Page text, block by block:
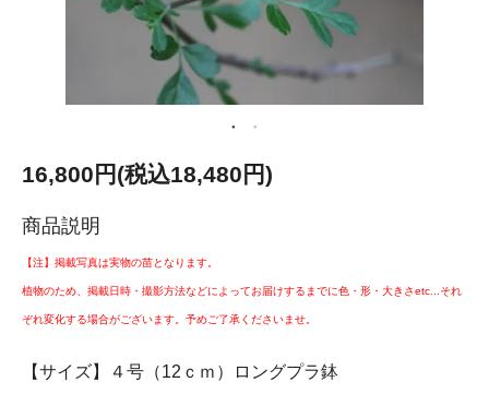
16,800円(税込18,480円)
商品説明
【注】掲載写真は実物の苗となります。
植物のため、掲載日時・撮影方法などによってお届けするまでに色・形・大きさetc...それ
ぞれ変化する場合がございます。予めご了承くださいませ。
【サイズ】４号（12ｃｍ）ロングプラ鉢